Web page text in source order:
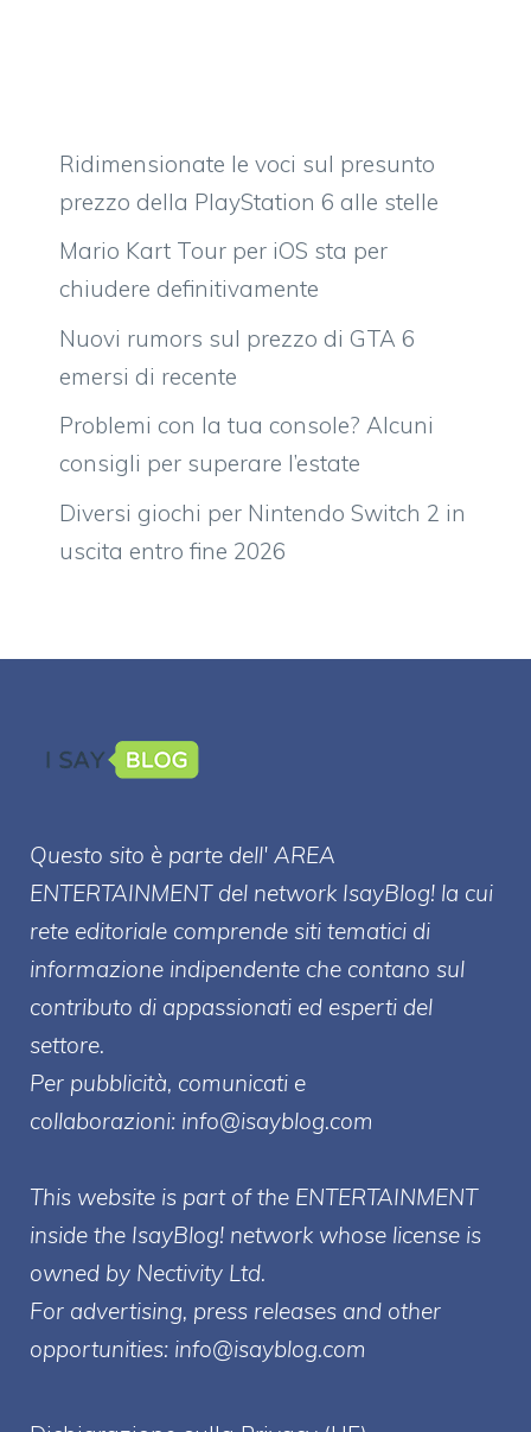
Ridimensionate le voci sul presunto
prezzo della PlayStation 6 alle stelle
Mario Kart Tour per iOS sta per
chiudere definitivamente
Nuovi rumors sul prezzo di GTA 6
emersi di recente
Problemi con la tua console? Alcuni
consigli per superare l’estate
Diversi giochi per Nintendo Switch 2 in
uscita entro fine 2026
Questo sito è parte dell' AREA
ENTERTAINMENT del network IsayBlog! la cui
rete editoriale comprende siti tematici di
informazione indipendente che contano sul
contributo di appassionati ed esperti del
settore.
Per pubblicità, comunicati e
collaborazioni: info@isayblog.com
This website is part of the ENTERTAINMENT
inside the IsayBlog! network whose license is
owned by Nectivity Ltd.
For advertising, press releases and other
opportunities: info@isayblog.com